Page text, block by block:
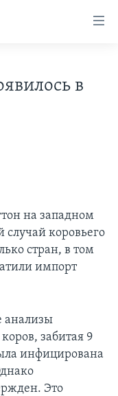
в
на западном
коровьего
стран, в том
импорт
анализы
забитая 9
инфицирована
Это